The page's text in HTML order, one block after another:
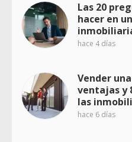
Las 20
hacer en
hace 4 días
Vender
ventajas y
las
hace 6 días